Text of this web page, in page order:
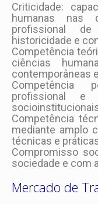
Criticidade:
humanas
profissional
historicidade e
Competência
ciências
contemporâneas
Competência
profissional e
Competência
mediante amplo
técnicas e
Compromisso
sociedade e com
Mercado de